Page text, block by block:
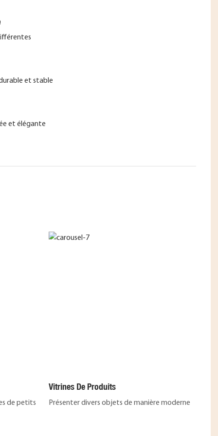
et stable
et élégante
de petits
Vitrines De Produits
Présenter divers objets de manière moderne